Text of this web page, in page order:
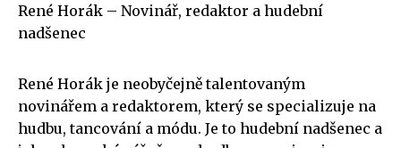
René Horák – Novinář, redaktor a hudební
nadšenec
René Horák je neobyčejně talentovaným
novinářem a redaktorem, který se specializuje na
hudbu, tancování a módu. Je to hudební nadšenec a